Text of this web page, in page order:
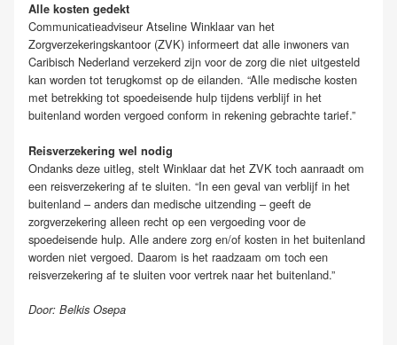
Alle kosten gedekt
Communicatieadviseur Atseline Winklaar van het
Zorgverzekeringskantoor (ZVK) informeert dat alle inwoners van
Caribisch Nederland verzekerd zijn voor de zorg die niet uitgesteld
kan worden tot terugkomst op de eilanden. “Alle medische kosten
met betrekking tot spoedeisende hulp tijdens verblijf in het
buitenland worden vergoed conform in rekening gebrachte tarief.”
Reisverzekering wel nodig
Ondanks deze uitleg, stelt Winklaar dat het ZVK toch aanraadt om
een reisverzekering af te sluiten. “In een geval van verblijf in het
buitenland – anders dan medische uitzending – geeft de
zorgverzekering alleen recht op een vergoeding voor de
spoedeisende hulp. Alle andere zorg en/of kosten in het buitenland
worden niet vergoed. Daarom is het raadzaam om toch een
reisverzekering af te sluiten voor vertrek naar het buitenland.”
Door: Belkis Osepa